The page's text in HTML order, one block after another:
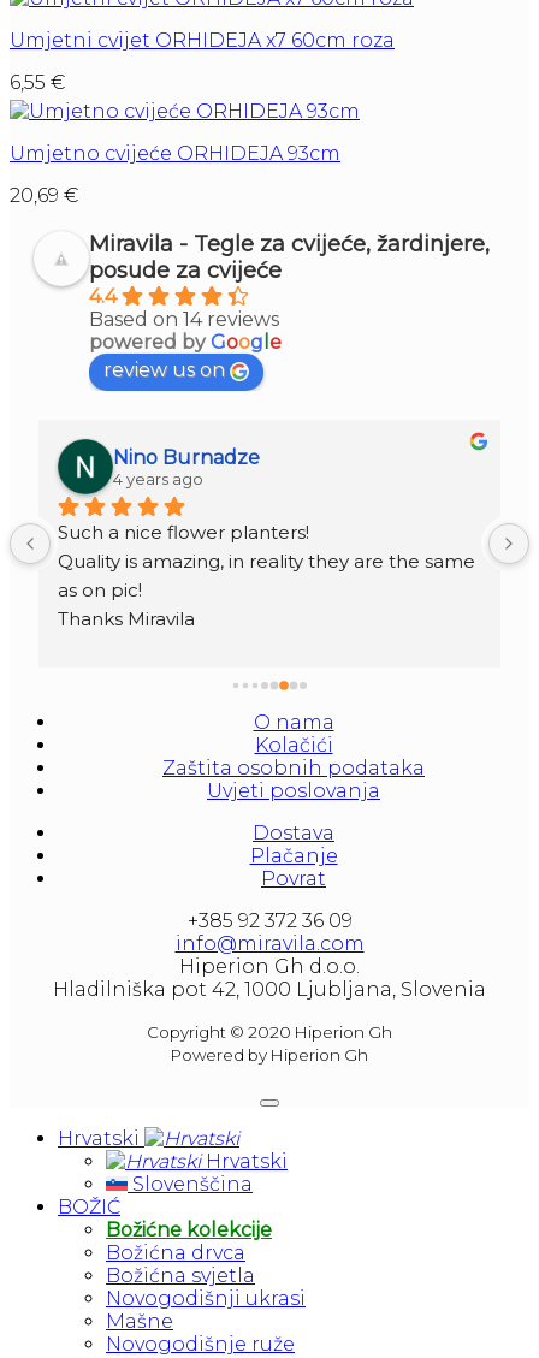
Umjetni cvijet ORHIDEJA x7 60cm roza
6,55 €
Umjetno cvijeće ORHIDEJA 93cm
20,69 €
Miravila - Tegle za cvijeće, žardinjere,
posude za cvijeće
4.4
Based on 14 reviews
powered byGoog e
review us on
Nino Burnadze
4 years ago
Such a nice flower planters!
Quality is amazing, in reality they are the same
as on pic!
Thanks Miravila
O nama
Kolačići
Zaštita osobnih podataka
Uvjeti poslovanja
Dostava
Plačanje
Povrat
+385 92 372 36 09
info@miravila.com
Hiperion Gh d.o.o.
Hladilniška pot 42, 1000 Ljubljana, Slovenia
Copyright © 2020 Hiperion Gh
Powered by Hiperion Gh
Hrvatski
Hrvatski
Slovenščina
BOŽIĆ
Božićne kolekcije
Božićna drvca
Božićna svjetla
Novogodišnji ukrasi
Mašne
Novogodišnje ruže